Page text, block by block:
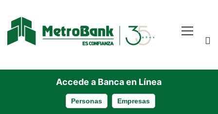
Accede a Banca en Línea
Personas Empresas